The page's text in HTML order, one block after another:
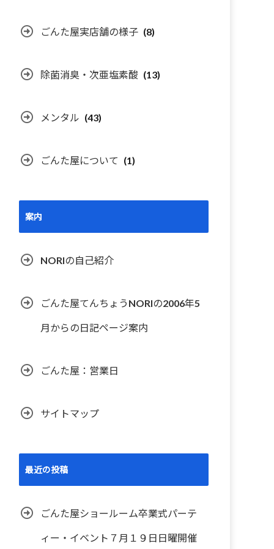
ごんた屋実店舗の様子 (8)
除菌消臭・次亜塩素酸 (13)
メンタル (43)
ごんた屋について (1)
案内
NORIの自己紹介
ごんた屋てんちょうNORIの2006年5
月からの日記ページ案内
ごんた屋：営業日
サイトマップ
最近の投稿
ごんた屋ショールーム卒業式パーテ
ィー・イベント７月１９日日曜開催